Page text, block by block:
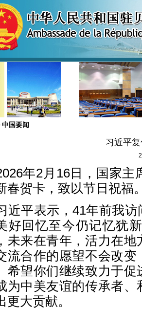
中国要闻
习近平
年2月16日，国家
春贺卡，致以节日祝福
近平表示，41年前我
好回忆至今仍记忆犹
未来在青年，活力在
流合作的愿望不会改
希望你们继续致力于
为中美友谊的传承者
更大贡献。